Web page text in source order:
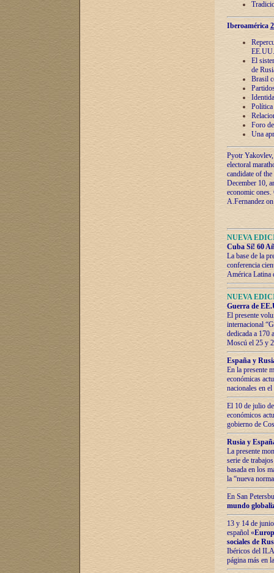
Iberoamérica
EE.UU.
El
de
Brasil
Política
Foro
Una
Pyotr
electoral
candidate of
December 10,
economic
A.Fernandez
NUEVA
Cuba Sí! 60
La base de la
conferencia
América Latina
NUEVA
Guerra de
El presente
internacional
dedicada a 170
Moscú el 25 y
España y
En la presente
económicas
nacionales en
El 10 de julio
económicos
gobierno de
Rusia y
La presente
serie de
basada en los
la “nueva
En San
mundo
13 y 14 de
español «
sociales de
Ibéricos del ILA
página más en